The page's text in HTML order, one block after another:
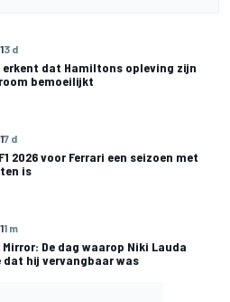
3 d
erkent dat Hamiltons opleving zijn
bemoeilijkt
7 d
2026 voor Ferrari een seizoen met
is
1 m
Mirror: De dag waarop Niki Lauda
hij vervangbaar was